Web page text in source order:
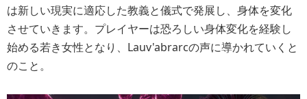
は新しい現実に適応した教義と儀式で発展し、身体を変化
させていきます。プレイヤーは恐ろしい身体変化を経験し
始める若き女性となり、Lauv'abrarcの声に導かれていくと
のこと。